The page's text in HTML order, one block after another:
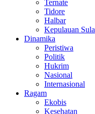
Ternate
Tidore
Halbar
Kepulauan Sula
Dinamika
Peristiwa
Politik
Hukrim
Nasional
Internasional
Ragam
Ekobis
Kesehatan